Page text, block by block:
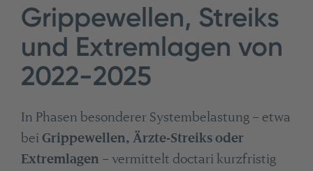
Grippewellen, Streiks
und Extremlagen von
2022-2025
In Phasen besonderer Systembelastung – etwa
bei Grippewellen, Ärzte-Streiks oder
Extremlagen – vermittelt doctari kurzfristig